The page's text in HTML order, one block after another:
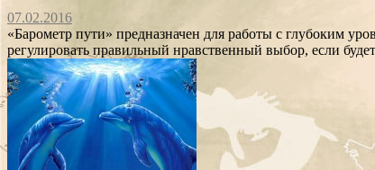
07.02.2016
«Барометр пути» предназначен для работы с глубоким
регулировать правильный нравственный выбор, если